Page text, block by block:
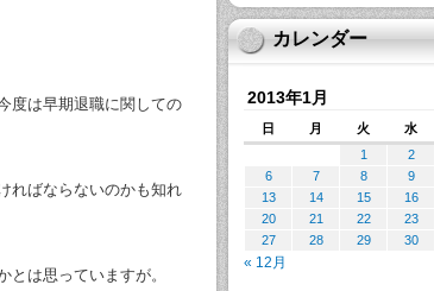
度は早期退職に関しての
ればならないのかも知れ
は思っていますが。
カレンダー
2013年1月
日 月 火 水
« 12月
1 2
6
7 8 9
13
14 15 16
20
21 22 23
27
28 29 30